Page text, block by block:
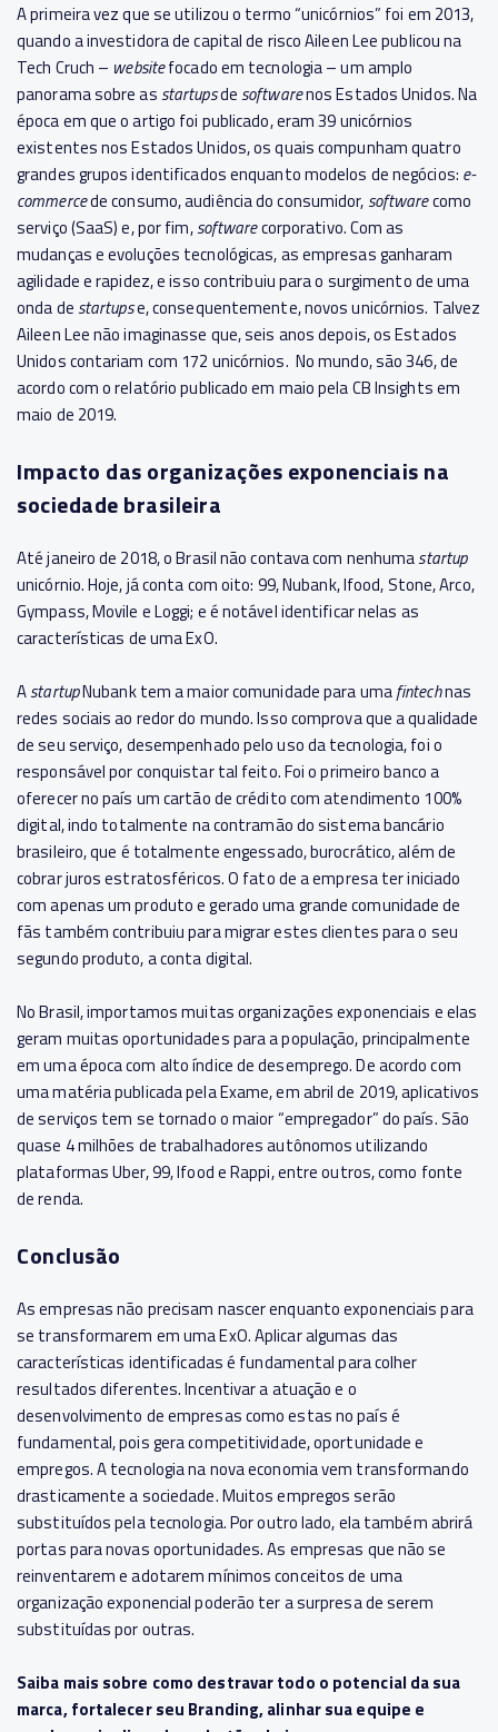
A primeira vez que se utilizou o termo “unicórnios” foi em 2013,
quando a investidora de capital de risco Aileen Lee publicou na
Tech Cruch – websitefocado em tecnologia – um amplo
panorama sobre asstartupsdesoftwarenos Estados Unidos. Na
época em que o artigo foi publicado, eram 39 unicórnios
existentes nos Estados Unidos, os quais compunham quatro
grandes grupos identificados enquanto modelos de negócios: e-
commercede consumo, audiência do consumidor,softwarecomo
serviço (SaaS) e, por fim,softwarecorporativo. Com as
mudanças e evoluções tecnológicas, as empresas ganharam
agilidade e rapidez, e isso contribuiu para o surgimento de uma
onda destartupse, consequentemente, novos unicórnios. Talvez
Aileen Lee não imaginasse que, seis anos depois, os Estados
Unidos contariam com 172 unicórnios. No mundo, são 346, de
acordo com o relatório publicado em maio pela CB Insights em
maio de 2019.
Impacto das organizações exponenciais na
sociedade brasileira
Até janeiro de 2018, o Brasil não contava com nenhumastartup
unicórnio. Hoje, já conta com oito: 99, Nubank, Ifood, Stone, Arco,
Gympass, Movile e Loggi; e é notável identificar nelas as
características de uma ExO.
AstartupNubank tem a maior comunidade para umafintechnas
redes sociais ao redor do mundo. Isso comprova que a qualidade
de seu serviço, desempenhado pelo uso da tecnologia, foi o
responsável por conquistar tal feito. Foi o primeiro banco a
oferecer no país um cartão de crédito com atendimento 100%
digital, indo totalmente na contramão do sistema bancário
brasileiro, que é totalmente engessado, burocrático, além de
cobrar juros estratosféricos. O fato de a empresa ter iniciado
com apenas um produto e gerado uma grande comunidade de
fãs também contribuiu para migrar estes clientes para o seu
segundo produto, a conta digital.
No Brasil, importamos muitas organizações exponenciais e elas
geram muitas oportunidades para a população, principalmente
em uma época com alto índice de desemprego. De acordo com
uma matéria publicada pela Exame, em abril de 2019, aplicativos
de serviços tem se tornado o maior “empregador” do país. São
quase 4 milhões de trabalhadores autônomos utilizando
plataformas Uber, 99, Ifood e Rappi, entre outros, como fonte
de renda.
Conclusão
As empresas não precisam nascer enquanto exponenciais para
se transformarem em uma ExO. Aplicar algumas das
características identificadas é fundamental para colher
resultados diferentes.Incentivar a atuação e o
desenvolvimento de empresas como estas no país é
fundamental, pois gera competitividade, oportunidade e
empregos. A tecnologia na nova economia vem transformando
drasticamente a sociedade. Muitos empregos serão
substituídos pela tecnologia. Por outro lado, ela também abrirá
portas para novas oportunidades. As empresas que não se
reinventarem e adotarem mínimos conceitos de uma
organização exponencial poderão ter a surpresa de serem
substituídas por outras.
Saiba mais sobre como destravar todo o potencial da sua
marca, fortalecer seu Branding, alinhar sua equipe e